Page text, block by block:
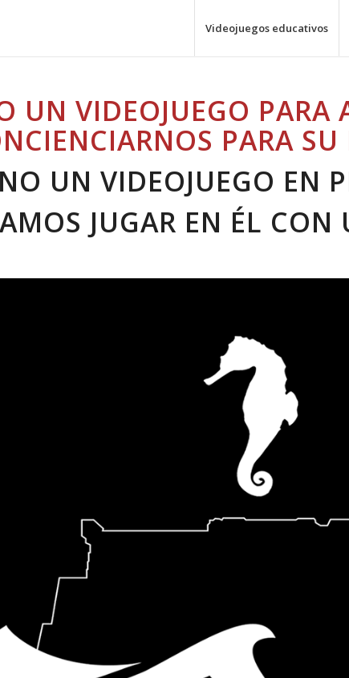
Videojuegos educativos
UN VIDEOJUEGO PARA
PARA SU
UN VIDEOJUEGO EN
JUGAR EN ÉL